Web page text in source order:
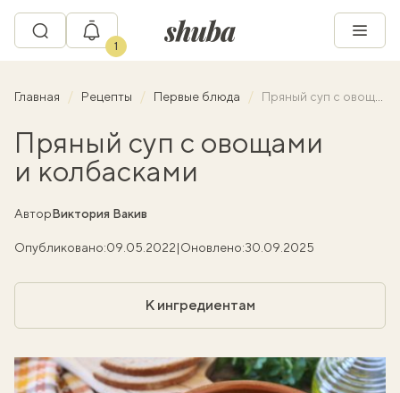
1
Главная Рецепты Первые блюда Пряный суп с овощами и колбасками
Пряный суп с овощами
и колбасками
АвторВиктория Вакив
Опубликовано:09.05.2022|Оновлено:30.09.2025
К ингредиентам